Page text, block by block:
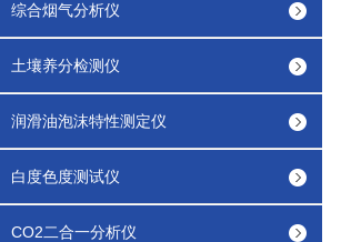
综合烟气分析仪
土壤养分检测仪
润滑油泡沫特性测定仪
白度色度测试仪
CO2二合一分析仪